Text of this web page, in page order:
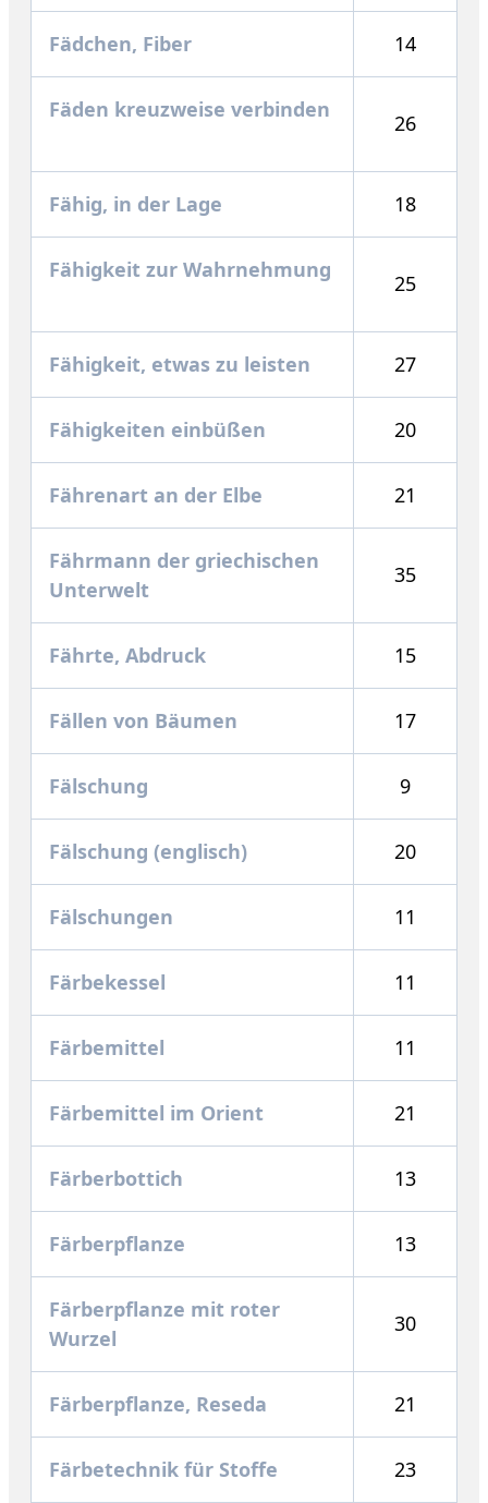
Fädchen, Fiber 14
Fäden kreuzweise verbinden
26
Fähig, in der Lage 18
Fähigkeit zur Wahrnehmung
25
Fähigkeit, etwas zu leisten 27
Fähigkeiten einbüßen 20
Fährenart an der Elbe 21
Fährmann der griechischen
Unterwelt
35
Fährte, Abdruck 15
Fällen von Bäumen 17
Fälschung 9
Fälschung (englisch) 20
Fälschungen 11
Färbekessel 11
Färbemittel 11
Färbemittel im Orient 21
Färberbottich 13
Färberpflanze 13
Färberpflanze mit roter
Wurzel
30
Färberpflanze, Reseda 21
Färbetechnik für Stoffe 23